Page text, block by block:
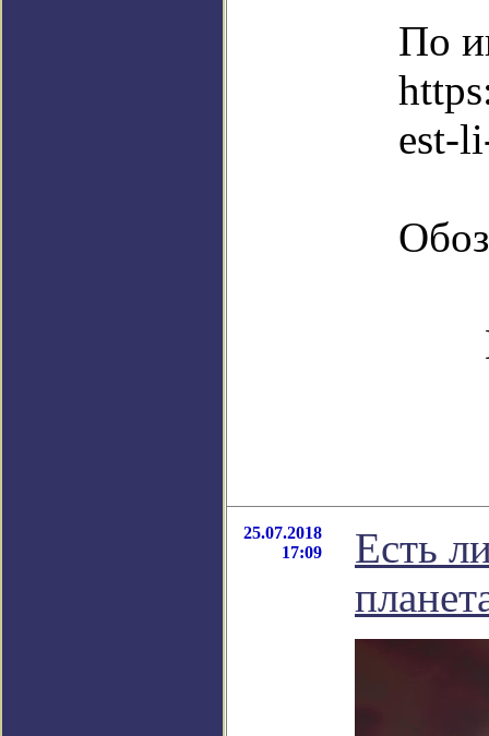
По
est-
25.07.2018
17:09
Есть